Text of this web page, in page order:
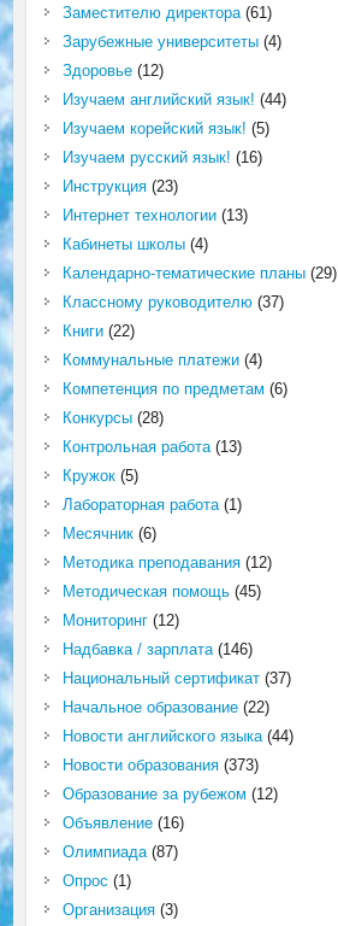
Заместителю директора(61)
Зарубежные университеты(4)
Здоровье(12)
Изучаем английский язык! (44)
Изучаем корейский язык! (5)
Изучаем русский язык! (16)
Инструкция(23)
Интернет технологии(13)
Кабинеты школы(4)
Календарно-тематические планы(29)
Классному руководителю(37)
Книги(22)
Коммунальные платежи(4)
Компетенция по предметам (6)
Конкурсы(28)
Контрольная работа(13)
Кружок(5)
Лабораторная работа(1)
Месячник(6)
Методика преподавания(12)
Методическая помощь(45)
Мониторинг(12)
Надбавка / зарплата(146)
Национальный сертификат(37)
Начальное образование(22)
Новости английского языка(44)
Новости образования(373)
Образование за рубежом (12)
Объявление(16)
Олимпиада(87)
Опрос (1)
Организация(3)